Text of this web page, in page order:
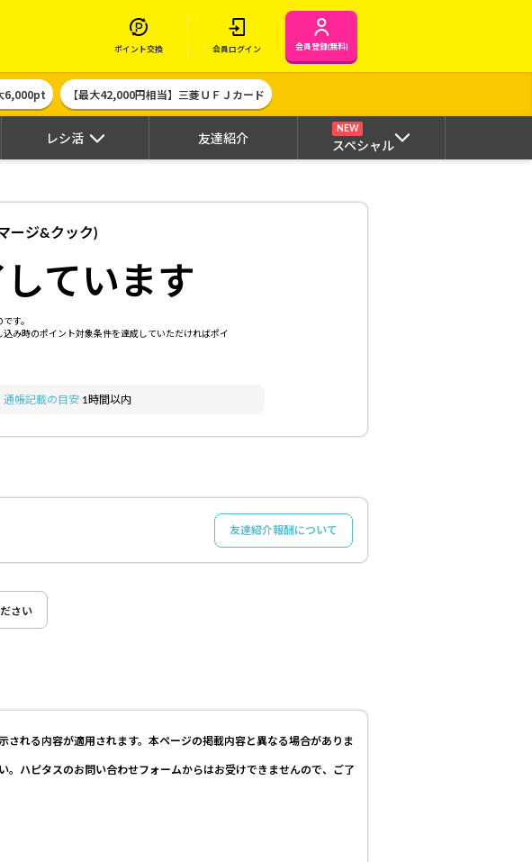
ポイント交換 会員ログイン 会員登録(無料)
6,000pt 【最大42,000円相当】三菱ＵＦＪカード
レシ活 友達紹介
NEW
スペシャル
ージ&クック)
ています
す。
み時のポイント対象条件を達成していただければポイ
通帳記載の目安 1時間以内
友達紹介報酬について
さい
れる内容が適用されます。本ページの掲載内容と異なる場合がありま
。ハピタスのお問い合わせフォームからはお受けできませんので、ご了